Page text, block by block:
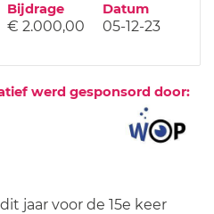
Bijdrage Datum
€ 2.000,00 05-12-23
werd gesponsord door:
jaar voor de 15e keer